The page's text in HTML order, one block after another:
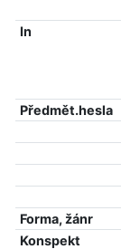
In
Předmět.hesla
Forma, žánr
Konspekt